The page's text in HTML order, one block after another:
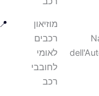
מוזיאון
רכבים
לאומי
לחובבי